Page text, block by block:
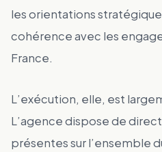
les orientations
cohérence avec les
France.
L’exécution, elle, est
L’agence dispose de
présentes sur l’ensemble